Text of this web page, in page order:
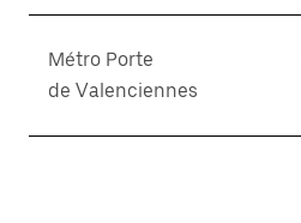
Métro Porte
de Valenciennes